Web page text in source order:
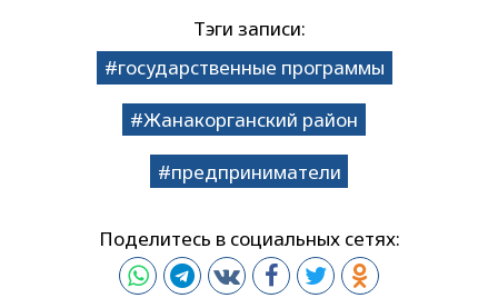
Тэги записи:
государственные программы
Жанакорганский район
предприниматели
Поделитесь в социальных сетях: